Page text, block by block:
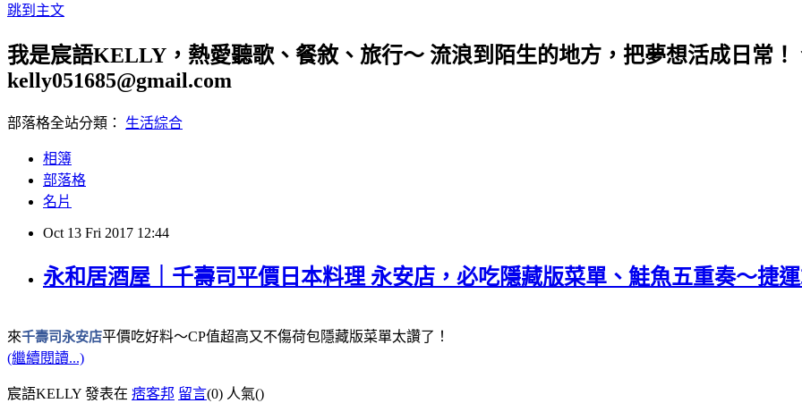
跳到主文
我是宸語KELLY，熱愛聽歌、餐敘、旅行～ 流浪到陌生的地方，把夢想活成日常！
kelly051685@gmail.com
部落格全站分類： 生活綜合
相簿
部落格
名片
Oct 13 Fri 2017 12:44
永和居酒屋｜千壽司平價日本料理 永安店，必吃隱藏版菜單、鮭魚五重奏～捷
來千壽司永安店平價吃好料～CP值超高又不傷荷包隱藏版菜單太讚了！
(繼續閱讀...)
宸語KELLY 發表在 痞客邦 留言(0) 人氣()